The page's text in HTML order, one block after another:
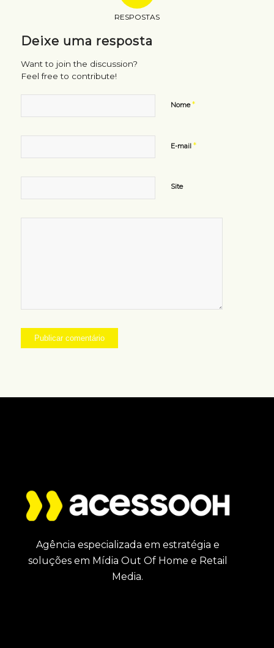
RESPOSTAS
Deixe uma resposta
Want to join the discussion?
Feel free to contribute!
Nome*
E-mail *
Site
Agência especializada em estratégia e
soluções em Mídia Out Of Home e Retail
Media.